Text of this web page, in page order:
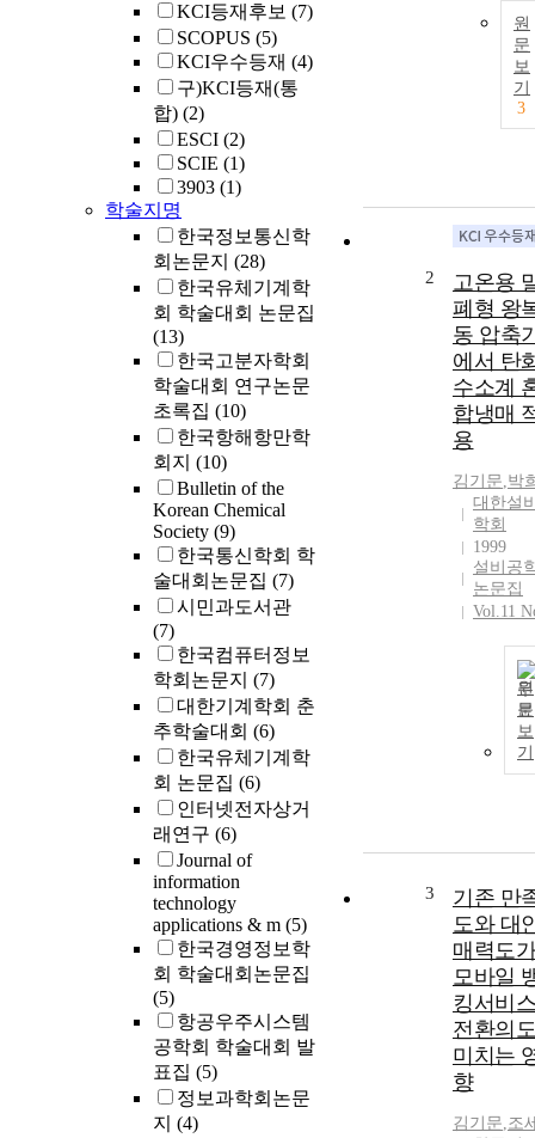
KCI등재후보 (7)
SCOPUS (5)
KCI우수등재 (4)
구)KCI등재(통
합) (2)
ESCI (2)
SCIE (1)
3903 (1)
학술지명
한국정보통신학
회논문지 (28)
한국유체기계학
회 학술대회 논문집
(13)
한국고분자학회
학술대회 연구논문
초록집 (10)
한국항해항만학
회지 (10)
Bulletin of the
Korean Chemical
Society (9)
한국통신학회 학
술대회논문집 (7)
시민과도서관
(7)
한국컴퓨터정보
학회논문지 (7)
대한기계학회 춘
추학술대회 (6)
한국유체기계학
회 논문집 (6)
인터넷전자상거
래연구 (6)
Journal of
information
technology
applications & m (5)
한국경영정보학
회 학술대회논문집
(5)
항공우주시스템
공학회 학술대회 발
표집 (5)
정보과학회논문
지 (4)
원
문
보
기
3
2
고온용
폐형 왕
동 압축
에서 탄
수소계
합냉매
용
김기문,박
대한설
학회
1999
설비공
논문집
Vol.11
원
문
보
기
3
기존 만
도와 대
매력도가
모바일
킹서비스
전환의
미치는
향
김기문,조